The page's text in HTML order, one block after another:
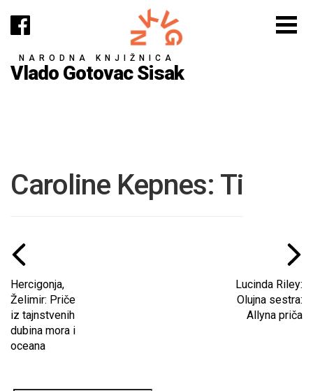
NARODNA KNJIŽNICA
Vlado Gotovac Sisak
Caroline Kepnes: Ti
Hercigonja,
Želimir: Priče
iz tajnstvenih
dubina mora i
oceana
Lucinda Riley:
Olujna sestra:
Allyna priča